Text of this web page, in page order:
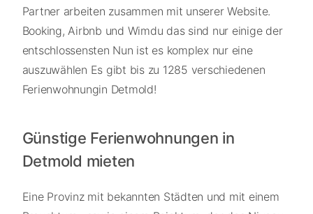
Partner arbeiten zusammen mit unserer Website.
Booking, Airbnb und Wimdu das sind nur einige der
entschlossensten Nun ist es komplex nur eine
auszuwählen Es gibt bis zu 1285 verschiedenen
Ferienwohnungin Detmold!
Günstige Ferienwohnungen in
Detmold mieten
Eine Provinz mit bekannten Städten und mit einem